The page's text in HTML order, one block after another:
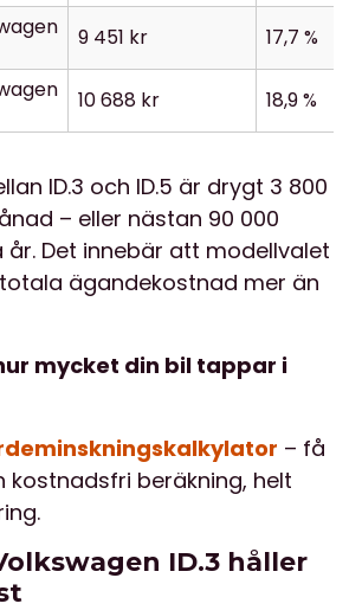
9 451 kr 17,7 %
10 688 kr 18,9 %
ID.3 och ID.5 är drygt 3 800
– eller nästan 90 000
år. Det innebär att modellvalet
ägandekostnad mer än
mycket din bil tappar i
– få
kostnadsfri beräkning, helt
ID.3 håller